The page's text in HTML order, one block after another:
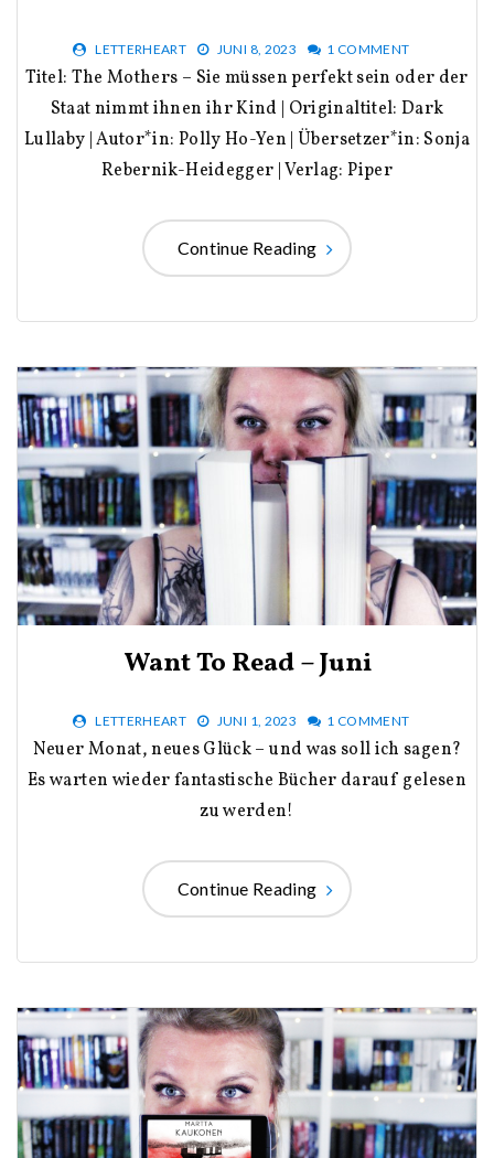
LETTERHEART JUNI 8, 2023 1 COMMENT
Titel: The Mothers – Sie müssen perfekt sein oder der
Staat nimmt ihnen ihr Kind | Originaltitel: Dark
Lullaby | Autor*in: Polly Ho-Yen | Übersetzer*in: Sonja
Rebernik-Heidegger | Verlag: Piper
Continue Reading
Want To Read – Juni
LETTERHEART JUNI 1, 2023 1 COMMENT
Neuer Monat, neues Glück – und was soll ich sagen?
Es warten wieder fantastische Bücher darauf gelesen
zu werden!
Continue Reading